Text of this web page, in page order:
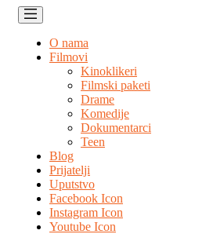
O nama
Filmovi
Kinoklikeri
Filmski paketi
Drame
Komedije
Dokumentarci
Teen
Blog
Prijatelji
Uputstvo
Facebook Icon
Instagram Icon
Youtube Icon